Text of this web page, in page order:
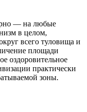
— на любые
в целом,
всего туловища и
площади
оздоровительное
практически
зоны.